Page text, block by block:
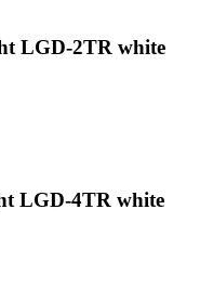
LGD-2TR white
LGD-4TR white